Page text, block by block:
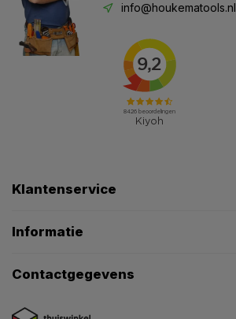
info@houkematools.nl
Klantenservice
Informatie
Contactgegevens